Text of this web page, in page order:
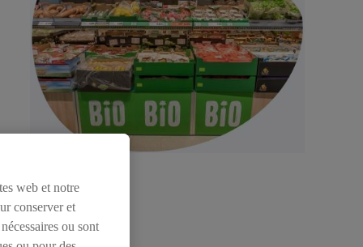
web et notre
conserver et
ou sont